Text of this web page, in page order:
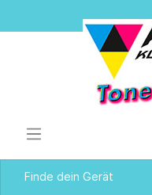
Finde dein Gerät